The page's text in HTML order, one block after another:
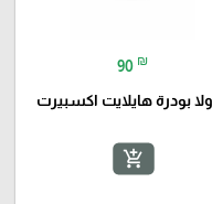
90 ₪
بودرة هايلايت اكسبيرت
add_shopping_cart